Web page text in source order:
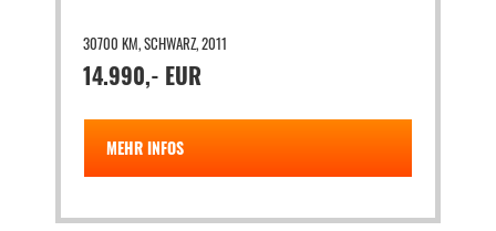
30700 KM, SCHWARZ, 2011
14.990,- EUR
MEHR INFOS